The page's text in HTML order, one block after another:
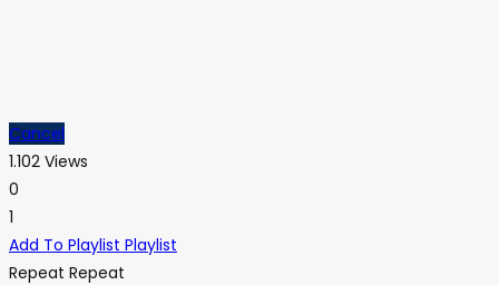
Cancel
1.102 Views
0
1
Add To Playlist Playlist
Repeat Repeat